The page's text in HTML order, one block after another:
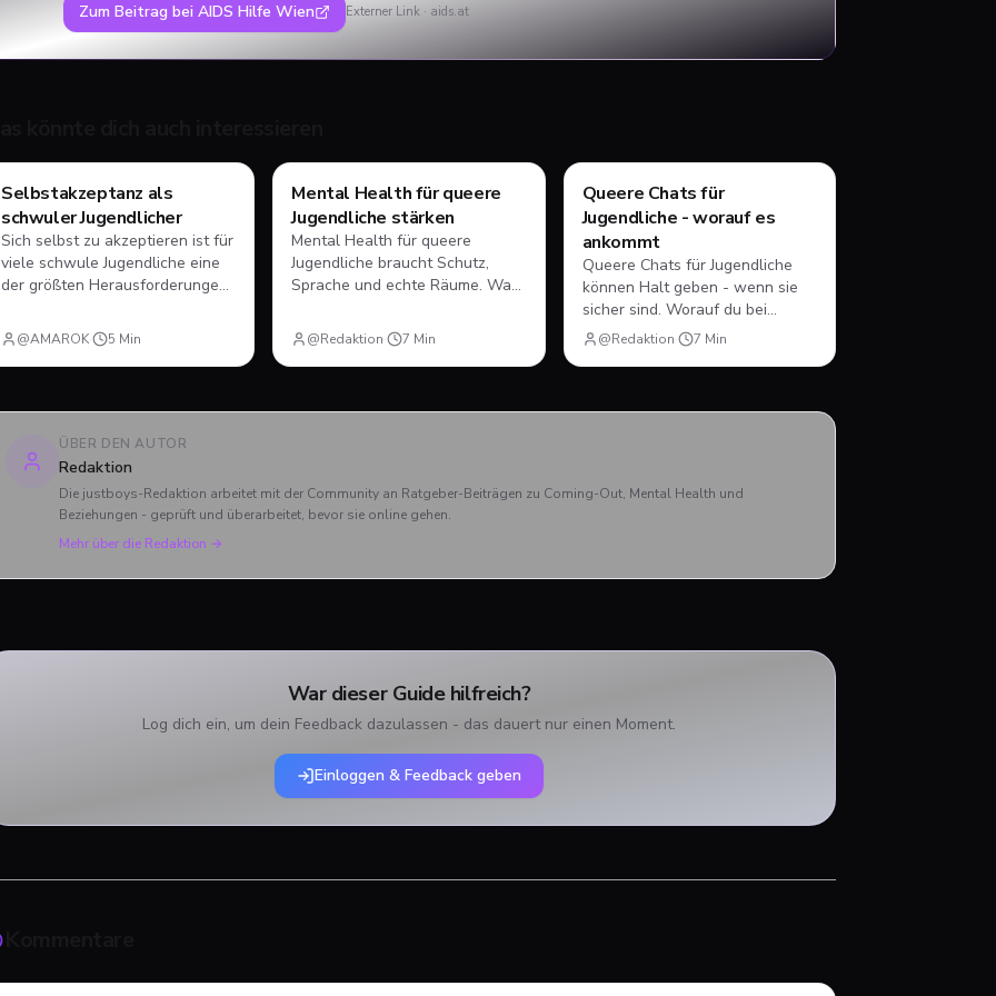
Zum Beitrag bei AIDS Hilfe Wien Externer Link · aids.at
Mental Health
Selbstakzeptanz als
schwuler Jugendlicher
Sich selbst zu akzeptieren ist für
viele schwule Jugendliche eine
der größten Herausforderungen.
du lernst, dich selbst zu mögen -
und warum das der wichtigste
Schritt in deinem Leben sein
@AMAROK· 5 Min
Mental Health
Mental Health für queere
Jugendliche stärken
Mental Health für queere
Jugendliche braucht Schutz,
Sprache und echte Räume. Was
besser auf dich achtest.
@Redaktion· 7 Min
Ratgeber
Queere Chats für
Jugendliche - worauf es
ankommt
Queere Chats für Jugendliche
können Halt geben - wenn sie
sicher sind. Worauf du bei
Moderation, Privatsphäre und
echtem Austausch achten
@Redaktion· 7 Min
ÜBER DEN AUTOR
Redaktion
Die justboys-Redaktion arbeitet mit der Community an Ratgeber-Beiträgen zu Coming-Out, Mental Health und
Beziehungen - geprüft und überarbeitet, bevor sie online gehen.
Mehr über die Redaktion →
War dieser Guide hilfreich?
Log dich ein, um dein Feedback dazulassen - das dauert nur einen Moment.
Einloggen & Feedback geben